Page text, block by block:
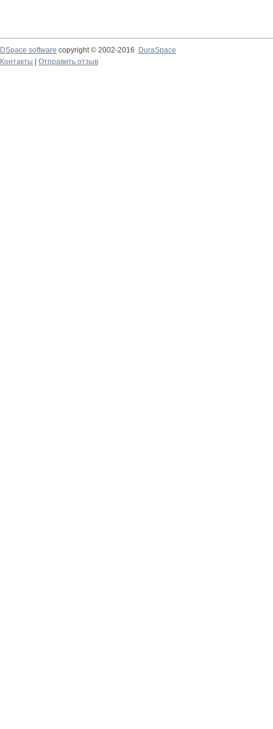
DSpace software copyright © 2002-2016
DuraSpace
Контакты
Отправить отзыв